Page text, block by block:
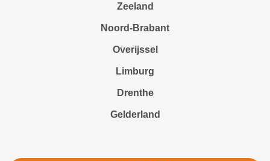
Zeeland
Noord-Brabant
Overijssel
Limburg
Drenthe
Gelderland